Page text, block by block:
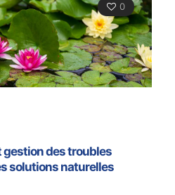
0
gestion des troubles
solutions naturelles